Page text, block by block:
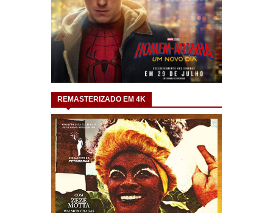
REMASTERIZADO EM 4K